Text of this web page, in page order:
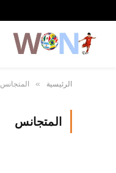
الرئيسية » المتجانس
المتجانس